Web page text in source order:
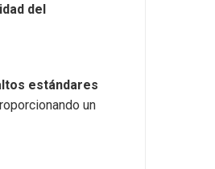
del
estándares
un